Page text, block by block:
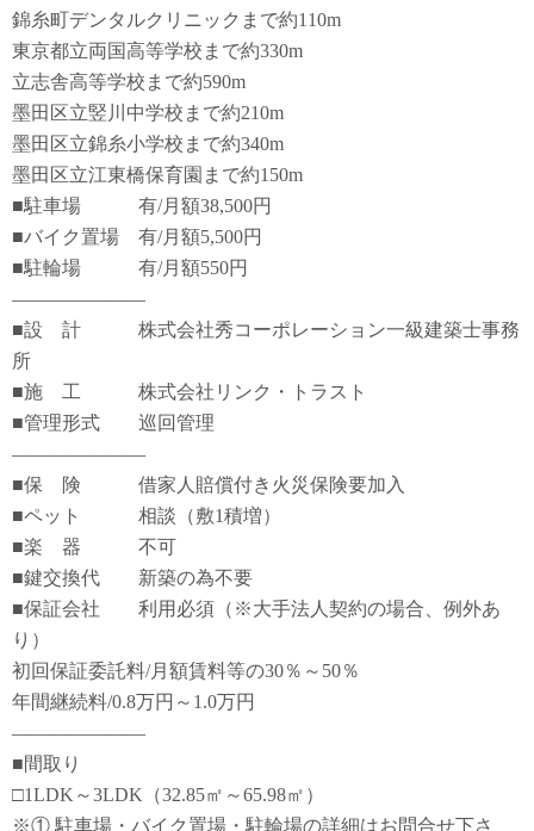
錦糸町デンタルクリニックまで約110m
東京都立両国高等学校まで約330m
立志舎高等学校まで約590m
墨田区立竪川中学校まで約210m
墨田区立錦糸小学校まで約340m
墨田区立江東橋保育園まで約150m
■駐車場 有/月額38,500円
■バイク置場 有/月額5,500円
■駐輪場 有/月額550円
―――――――
■設 計 株式会社秀コーポレーション一級建築士事務
所
■施 工 株式会社リンク・トラスト
■管理形式 巡回管理
―――――――
■保 険 借家人賠償付き火災保険要加入
■ペット 相談（敷1積増）
■楽 器 不可
■鍵交換代 新築の為不要
■保証会社 利用必須（※大手法人契約の場合、例外あ
り）
初回保証委託料/月額賃料等の30％～50％
年間継続料/0.8万円～1.0万円
―――――――
■間取り
□1LDK～3LDK（32.85㎡～65.98㎡）
※① 駐車場・バイク置場・駐輪場の詳細はお問合せ下さ